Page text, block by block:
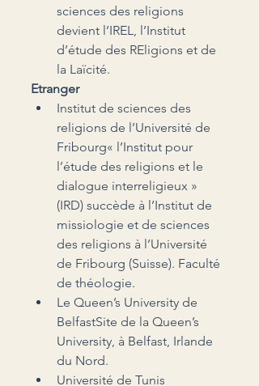
sciences des religions
devient l’IREL, l’Institut
d’étude des REligions et de
la Laïcité.
Etranger
Institut de sciences des
religions de l’Université de
Fribourg« l’Institut pour
l’étude des religions et le
dialogue interreligieux »
(IRD) succède à l’Institut de
missiologie et de sciences
des religions à l’Université
de Fribourg (Suisse). Faculté
de théologie.
Le Queen’s University de
BelfastSite de la Queen’s
University, à Belfast, Irlande
du Nord.
Université de Tunis